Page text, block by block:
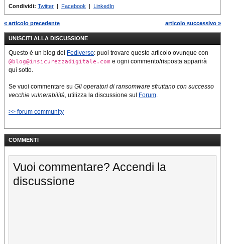
Condividi: Twitter | Facebook | LinkedIn
« articolo precedente articolo successivo »
UNISCITI ALLA DISCUSSIONE
Questo è un blog del Fediverso: puoi trovare questo articolo ovunque con
@blog@insicurezzadigitale.com e ogni commento/risposta apparirà
qui sotto.
Se vuoi commentare su Gli operatori di ransomware sfruttano con successo
vecchie vulnerabilità , utilizza la discussione sul Forum
>> forum community
COMMENTI
Vuoi commentare? Accendi la
discussione